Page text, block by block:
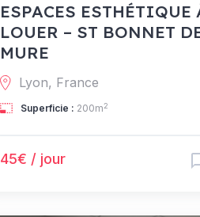
ESPACES ESTHÉTIQUE
LOUER – ST BONNET
MURE
Lyon, France
Superficie : 200m2
45€ / jour